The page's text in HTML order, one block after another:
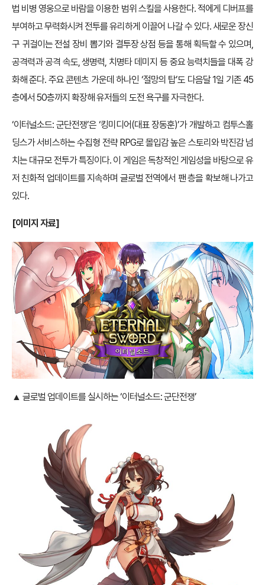
법 비병 영웅으로 바람을 이용한 범위 스킬을 사용한다. 적에게 디버프를
부여하고 무력화시켜 전투를 유리하게 이끌어 나갈 수 있다. 새로운 장신
구 귀걸이는 전설 장비 뽑기와 결투장 상점 등을 통해 획득할 수 있으며,
공격력과 공격 속도, 생명력, 치명타 데미지 등 중요 능력치들을 대폭 강
화해 준다. 주요 콘텐츠 가운데 하나인 ‘절망의 탑’도 다음달 1일 기존 45
층에서 50층까지 확장해 유저들의 도전 욕구를 자극한다.
‘이터널소드: 군단전쟁’은 ‘킹미디어(대표 장동훈)’가 개발하고 컴투스홀
딩스가 서비스하는 수집형 전략 RPG로 몰입감 높은 스토리와 박진감 넘
치는 대규모 전투가 특징이다. 이 게임은 독창적인 게임성을 바탕으로 유
저 친화적 업데이트를 지속하며 글로벌 전역에서 팬 층을 확보해 나가고
있다.
[이미지 자료]
▲ 글로벌 업데이트를 실시하는 ‘이터널소드: 군단전쟁’